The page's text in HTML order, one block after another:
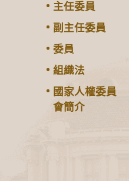
主任委員
副主任委員
委員
組織法
國家人權委員
會簡介